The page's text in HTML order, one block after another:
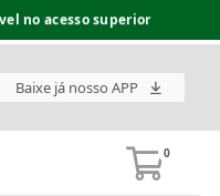
no acesso superior
Baixe já nosso APP
0